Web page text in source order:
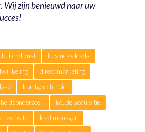
Wij zijn benieuwd naar uw
buitendienst
business leads
direct marketing
klantgerichtheid
koude acquisitie
website
lead manager